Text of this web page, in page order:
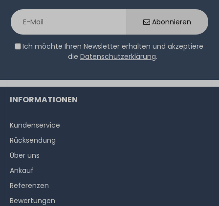
Abonnieren
Ich möchte Ihren Newsletter erhalten und akzeptiere
die Datenschutzerklärung.
INFORMATIONEN
Kundenservice
Rücksendung
Über uns
Ankauf
Referenzen
Bewertungen